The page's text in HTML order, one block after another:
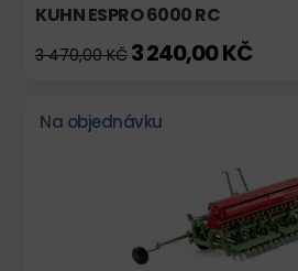
KUHN ESPRO 6000 RC
3 470,00 KČ 3 240,00 KČ
Na objednávku